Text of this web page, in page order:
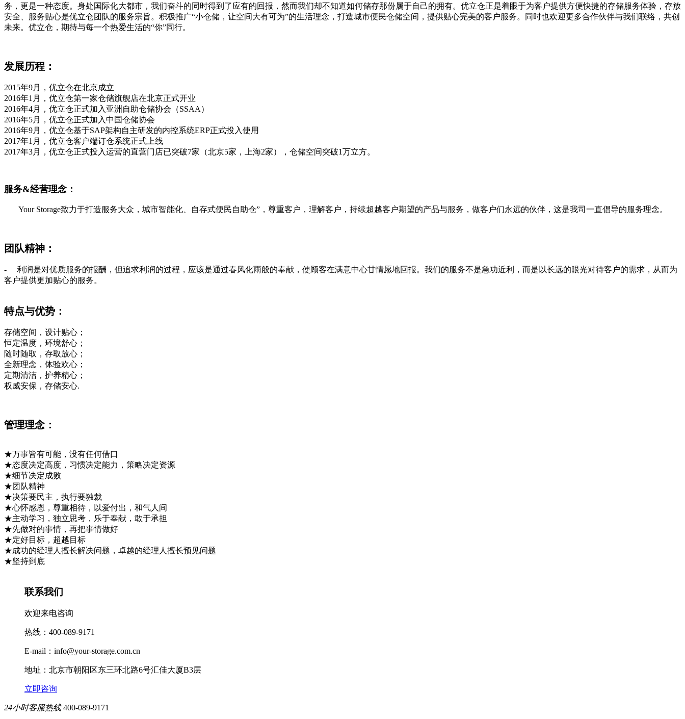
务，更是一种态度。身处国际化大都市，我们奋斗的同时得到了应有的回报，然而我们却不知道如何储存那份属于自己的拥有。优立仓正是着眼于为客户提供方便快捷的存储服务体验，存放
安全、服务贴心是优立仓团队的服务宗旨。积极推广“小仓储，让空间大有可为”的生活理念，打造城市便民仓储空间，提供贴心完美的客户服务。同时也欢迎更多合作伙伴与我们联络，共创
未来。优立仓，期待与每一个热爱生活的“你”同行。
发展历程：
2015年9月，优立仓在北京成立
2016年1月，优立仓第一家仓储旗舰店在北京正式开业
2016年4月，优立仓正式加入亚洲自助仓储协会（SSAA）
2016年5月，优立仓正式加入中国仓储协会
2016年9月，优立仓基于SAP架构自主研发的内控系统ERP正式投入使用
2017年1月，优立仓客户端订仓系统正式上线
2017年3月，优立仓正式投入运营的直营门店已突破7家（北京5家，上海2家），仓储空间突破1万立方。
服务&经营理念：
Your Storage致力于打造服务大众，城市智能化、自存式便民自助仓”，尊重客户，理解客户，持续超越客户期望的产品与服务，做客户们永远的伙伴，这是我司一直倡导的服务理念。
团队精神：
- 利润是对优质服务的报酬，但追求利润的过程，应该是通过春风化雨般的奉献，使顾客在满意中心甘情愿地回报。我们的服务不是急功近利，而是以长远的眼光对待客户的需求，从而为
客户提供更加贴心的服务。
特点与优势：
存储空间，设计贴心；
恒定温度，环境舒心；
随时随取，存取放心；
全新理念，体验欢心；
定期清洁，护养精心；
权威安保，存储安心.
管理理念：
★万事皆有可能，没有任何借口
★态度决定高度，习惯决定能力，策略决定资源
★细节决定成败
★团队精神
★决策要民主，执行要独裁
★心怀感恩，尊重相待，以爱付出，和气人间
★主动学习，独立思考，乐于奉献，敢于承担
★先做对的事情，再把事情做好
★定好目标，超越目标
★成功的经理人擅长解决问题，卓越的经理人擅长预见问题
★坚持到底
联系我们
欢迎来电咨询
热线：400-089-9171
E-mail：info@your-storage.com.cn
地址：北京市朝阳区东三环北路6号汇佳大厦B3层
立即咨询
24小时客服热线 400-089-9171